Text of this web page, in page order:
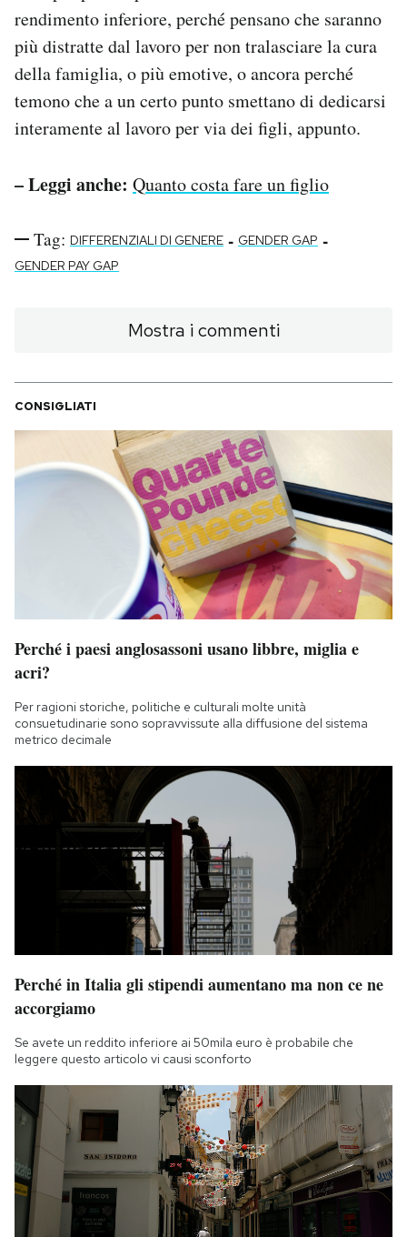
rendimento inferiore, perché pensano che saranno
più distratte dal lavoro per non tralasciare la cura
della famiglia, o più emotive, o ancora perché
temono che a un certo punto smettano di dedicarsi
interamente al lavoro per via dei figli, appunto.
– Leggi anche: Quanto costa fare un figlio
Tag: DIFFERENZIALI DI GENERE - GENDER GAP -
GENDER PAY GAP
Mostra i commenti
CONSIGLIATI
Perché i paesi anglosassoni usano libbre, miglia e
acri?
Per ragioni storiche, politiche e culturali molte unità
consuetudinarie sono sopravvissute alla diffusione del sistema
metrico decimale
Perché in Italia gli stipendi aumentano ma non ce ne
accorgiamo
Se avete un reddito inferiore ai 50mila euro è probabile che
leggere questo articolo vi causi sconforto